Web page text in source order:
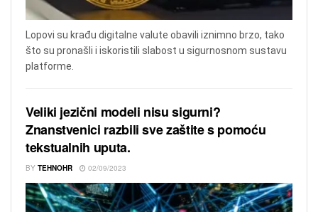
Lopovi su krađu digitalne valute obavili iznimno brzo, tako
što su pronašli i iskoristili slabost u sigurnosnom sustavu
platforme.
Veliki jezični modeli nisu sigurni?
Znanstvenici razbili sve zaštite s pomoću
tekstualnih uputa.
BY TEHNOHR 02/09/2023